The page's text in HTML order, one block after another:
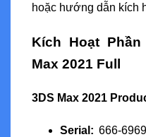
hoặc hướng dẫn kích
Kích Hoạt Phần
Max 2021 Full
3DS Max 2021
Serial: 666-